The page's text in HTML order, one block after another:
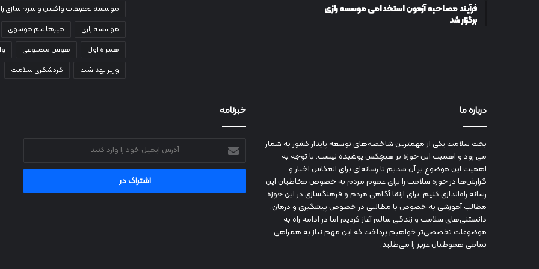
فرآیند مصاحبه آزمون استخدامی موسسه رازی
برگزار شد
موسسه تحقیقات واکسن و سرم سازی
موسسه رازی
میرهاشم موسوی
همراه اول
هوش مصنوعی
وزیر بهداشت
گردشگری سلامت
درباره ما
بحث سلامت یکی از مهمترین شاخصه‌های توسعه پایدار کشور به شمار
می رود و اهمیت این حوزه بر هیچکس پوشیده نیست. با توجه به
اهمیت این موضوع بر آن شدیم تا رسانه‌ای برای انعکاس اخبار و
گزارش‌ها در حوزه سلامت را برای عموم مردم به خصوص مخاطبان این
رسانه راه‌اندازی کنیم. برای ارتقا آگاهی مردم و فرهنگسازی در این حوزه
مطالب آموزشی به خصوص با مطالبی در خصوص پیشگیری و درمان،
دانستنی‌های سلامت و زندگی سالم آغاز کردیم اما در ادامه راه به
موضوعات تخصصی‌تر خواهیم پرداخت که این مهم نیاز به همراهی
تمامی هموطنان عزیز را می‌طلبد.
خبرنامه
آدرس
ایمیل
خود
وارد